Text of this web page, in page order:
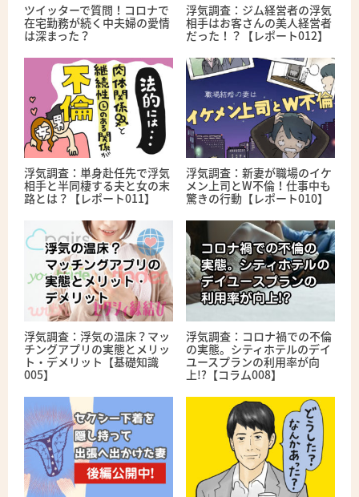
ツイッターで質問！コロナで
在宅勤務が続く中夫婦の愛情
は深まった？
浮気調査：ジム経営者の浮気
相手はお客さんの美人経営者
だった！？【レポート012】
浮気調査：単身赴任先で浮気
相手と半同棲する夫と女の末
路とは？【レポート011】
浮気調査：新妻が職場のイケ
メン上司とW不倫！仕事中も
驚きの行動【レポート010】
浮気調査：浮気の温床？マッ
チングアプリの実態とメリッ
ト・デメリット【基礎知識
005】
浮気調査：コロナ禍での不倫
の実態。シティホテルのデイ
ユースプランの利用率が向
上!?【コラム008】